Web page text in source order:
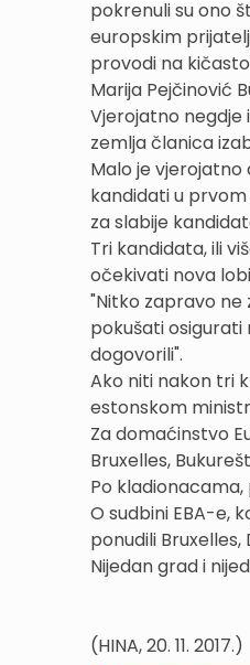
pokrenuli su ono
europskim
provodi na
Marija Pejčinović
Vjerojatno negdje
zemlja članica
Malo je
kandidati u
za slabije
Tri kandidata, ili
očekivati nova
"Nitko zapravo ne
pokušati osigurati
dogovorili".
Ako niti nakon tri
estonskom
Za domaćinstvo
Bruxelles,
Po
O sudbini EBA-e,
ponudili Bruxelles,
Nijedan grad i
(HINA, 20. 11. 2017.)